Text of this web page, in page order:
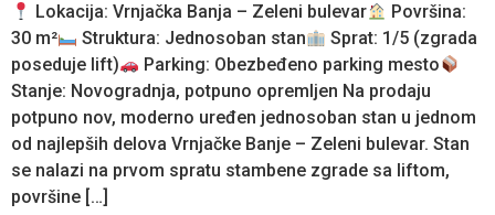
Lokacija: Vrnjačka Banja – Zeleni bulevar
Površina:
30 m²
Struktura: Jednosoban stan
Sprat: 1/5 (zgrada
poseduje lift)
Parking: Obezbeđeno parking mesto
Stanje: Novogradnja, potpuno opremljen Na prodaju
potpuno nov, moderno uređen jednosoban stan u jednom
od najlepših delova Vrnjačke Banje – Zeleni bulevar. Stan
se nalazi na prvom spratu stambene zgrade sa liftom,
površine […]